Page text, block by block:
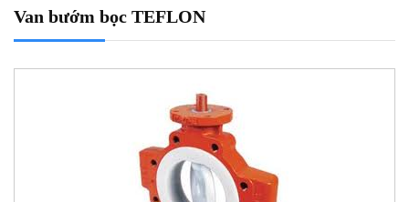
Van bướm bọc TEFLON